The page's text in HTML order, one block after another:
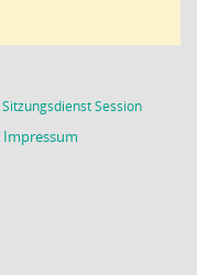
SitzungsdienstSession(Wird in
Impressum